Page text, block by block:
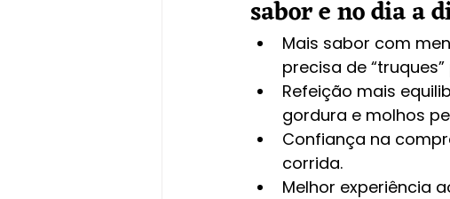
sabor e no dia a
Mais sabor com
precisa de
Refeição mais
gordura e molhos
Confiança na
corrida.
Melhor experiência